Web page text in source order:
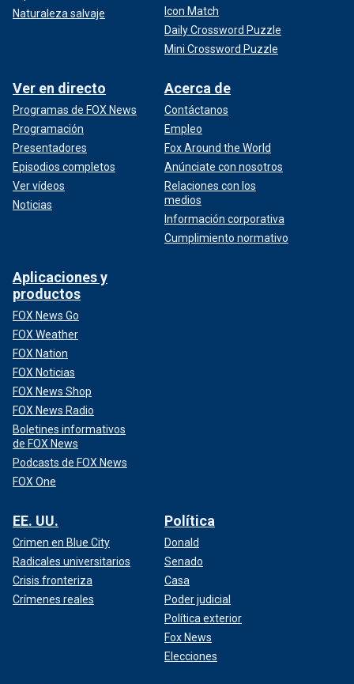
Naturaleza salvaje
Icon Match
Daily Crossword Puzzle
Mini Crossword Puzzle
Ver en directo
Programas de FOX News
Programación
Presentadores
Episodios completos
Ver vídeos
Noticias
Acerca de
Contáctanos
Empleo
Fox Around the World
Anúnciate con nosotros
Relaciones con los
medios
Información corporativa
Cumplimiento normativo
Aplicaciones y
productos
FOX News Go
FOX Weather
FOX Nation
FOX Noticias
FOX News Shop
FOX News Radio
Boletines informativos
de FOX News
Podcasts de FOX News
FOX One
EE. UU.
Crimen en Blue City
Radicales universitarios
Crisis fronteriza
Crímenes reales
Política
Donald
Senado
Casa
Poder judicial
Política exterior
Fox News
Elecciones